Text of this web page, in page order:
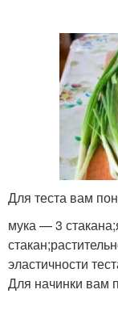
Для теста вам
мука — 3
эластичности
Для начинки вам